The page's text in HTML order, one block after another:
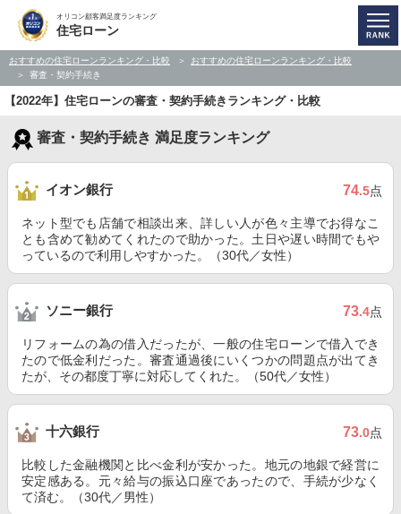
オリコン顧客満足度ランキング
住宅ローン
おすすめの住宅ローンランキング・比較
おすすめの住宅ローンランキング・比較
審査・契約手続き
【2022年】住宅ローンの審査・契約手続きランキング・比較
審査・契約手続き 満足度ランキング
イオン銀行 74.5点
ネット型でも店舗で相談出来、詳しい人が色々主導でお得なこ
とも含めて勧めてくれたので助かった。土日や遅い時間でもや
っているので利用しやすかった。（30代／女性）
ソニー銀行 73.4点
リフォームの為の借入だったが、一般の住宅ローンで借入でき
たので低金利だった。審査通過後にいくつかの問題点が出てき
たが、その都度丁寧に対応してくれた。（50代／女性）
十六銀行 73.0点
比較した金融機関と比べ金利が安かった。地元の地銀で経営に
安定感ある。元々給与の振込口座であったので、手続が少なく
て済む。（30代／男性）